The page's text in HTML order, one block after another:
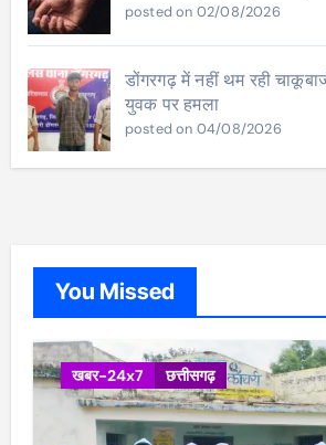
posted on 02/08/2026
डोंगरगढ़ में नहीं थम रही
युवक पर हमला
posted on 04/08/2026
You Missed
खबर-24x7 छत्तीसगढ़